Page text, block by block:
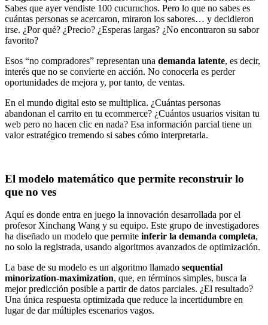
Sabes que ayer vendiste 100 cucuruchos. Pero lo que no sabes es
cuántas personas se acercaron, miraron los sabores… y decidieron
irse. ¿Por qué? ¿Precio? ¿Esperas largas? ¿No encontraron su sabor
favorito?
Esos “no compradores” representan una demanda latente, es decir,
interés que no se convierte en acción. No conocerla es perder
oportunidades de mejora y, por tanto, de ventas.
En el mundo digital esto se multiplica. ¿Cuántas personas
abandonan el carrito en tu ecommerce? ¿Cuántos usuarios visitan tu
web pero no hacen clic en nada? Esa información parcial tiene un
valor estratégico tremendo si sabes cómo interpretarla.
El modelo matemático que permite reconstruir lo
que no ves
Aquí es donde entra en juego la innovación desarrollada por el
profesor Xinchang Wang y su equipo. Este grupo de investigadores
ha diseñado un modelo que permite inferir la demanda completa,
no solo la registrada, usando algoritmos avanzados de optimización.
La base de su modelo es un algoritmo llamado sequential
minorization-maximization, que, en términos simples, busca la
mejor predicción posible a partir de datos parciales. ¿El resultado?
Una única respuesta optimizada que reduce la incertidumbre en
lugar de dar múltiples escenarios vagos.